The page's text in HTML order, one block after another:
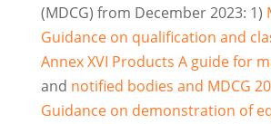
(MDCG) from December 2023: 1)
Guidance on qualification and
Annex XVI Products A guide for
and notified bodies and MDCG
Guidance on demonstration of